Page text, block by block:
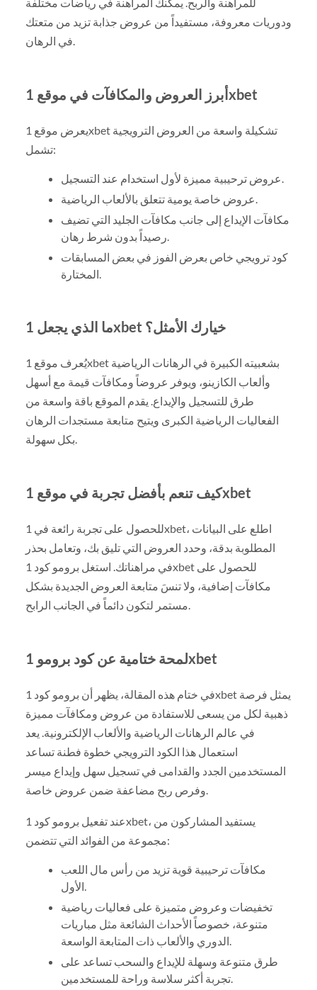
ودوريات معروفة، مستفيداً من عروض جذابة تزيد من متعتك
في الرهان.
أبرز العروض والمكافآت في موقع 1xbet
يعرض موقع 1xbet تشكيلة واسعة من العروض الترويجية
تشمل:
عروض ترحيبية مميزة لأول استخدام عند التسجيل.
عروض خاصة يومية تتعلق بالألعاب الرياضية.
مكافآت الإيداع إلى جانب مكافآت الجليد التي تضيف
رصيداً بدون شرط رهان.
كود ترويجي خاص بعرض الفوز في بعض المسابقات
المختارة.
ما الذي يجعل 1xbet خيارك الأمثل؟
يُعرف موقع 1xbet بشعبيته الكبيرة في الرهانات الرياضية
وألعاب الكازينو، ويوفر عروضاً ومكافآت قيمة مع أسهل
طرق للتسجيل والإيداع. يقدم الموقع باقة واسعة من
الفعاليات الرياضية الكبرى ويتيح متابعة مستجدات الرهان
بكل سهولة.
كيف تنعم بأفضل تجربة في موقع 1xbet
للحصول على تجربة رائعة في 1xbet، اطلع على البيانات
المطلوبة بدقة، وحدد العروض التي تليق بك، وتعامل بحذر
في مراهناتك. استغل برومو كود 1xbet للحصول على
مكافآت إضافية، ولا تنسَ متابعة العروض الجديدة بشكل
مستمر لتكون دائماً في الجانب الرابح.
لمحة ختامية عن كود برومو 1xbet
في ختام هذه المقالة، يظهر أن برومو كود 1xbet يمثل فرصة
ذهبية لكل من يسعى للاستفادة من عروض ومكافآت مميزة
في عالم الرهانات الرياضية والألعاب الإلكترونية. يعد
استعمال هذا الكود الترويجي خطوة فطنة تساعد
المستخدمين الجدد والقدامى في تسجيل سهل وإيداع ميسر
وفرص ربح مضاعفة ضمن عروض خاصة.
عند تفعيل برومو كود 1xbet، يستفيد المشاركون من
مجموعة من الفوائد التي تتضمن:
مكافآت ترحيبية قوية تزيد من رأس مال اللعب
تخفيضات وعروض متميزة على فعاليات رياضية
متنوعة، خصوصاً الأحداث الشائعة مثل مباريات
طرق متنوعة وسهلة للإيداع والسحب تساعد على
تجربة أكثر سلاسة وراحة للمستخدمين.